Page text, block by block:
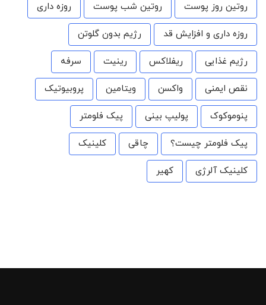
روتین روز پوست روتین شب پوست روزه داری
روزه داری و افزایش قد رژیم بدون گلوتن
رژیم غذایی ریفلاکس رینیت سرفه
نقص ایمنی واکسن ویتامین پروبیوتیک
پنوموکوک پولیپ بینی پیک فلومتر
پیک فلومتر چیست؟ چاقی کلینیک
کلینیک آلرژی کهیر